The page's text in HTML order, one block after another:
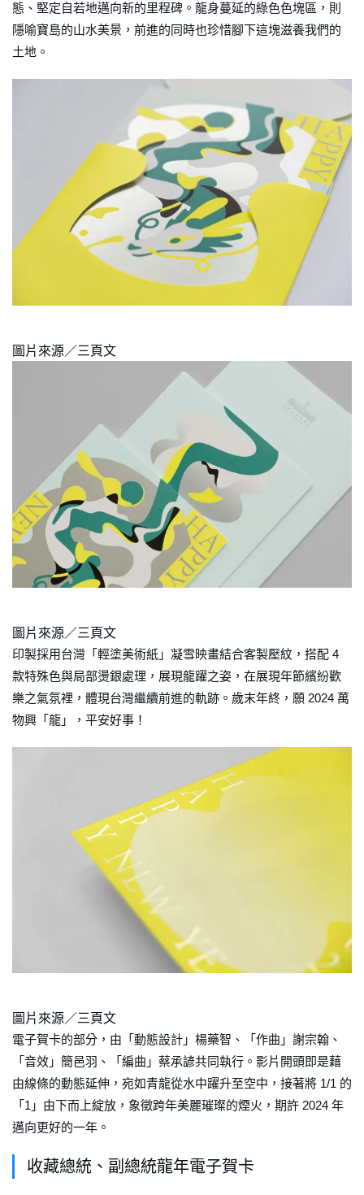
態、堅定自若地邁向新的里程碑。龍身蔓延的綠色色塊區，則
隱喻寶島的山水美景，前進的同時也珍惜腳下這塊滋養我們的
土地。
圖片來源／三頁文
圖片來源／三頁文
印製採用台灣「輕塗美術紙」凝雪映畫結合客製壓紋，搭配 4
款特殊色與局部燙銀處理，展現龍躍之姿，在展現年節繽紛歡
樂之氣氛裡，體現台灣繼續前進的軌跡。歲末年終，願 2024 萬
物興「龍」，平安好事！
圖片來源／三頁文
電子賀卡的部分，由「動態設計」楊藥智、「作曲」謝宗翰、
「音效」簡邑羽、「編曲」蔡承諺共同執行。影片開頭即是藉
由線條的動態延伸，宛如青龍從水中躍升至空中，接著將 1/1 的
「1」由下而上綻放，象徵跨年美麗璀璨的煙火，期許 2024 年
邁向更好的一年。
收藏總統、副總統龍年電子賀卡